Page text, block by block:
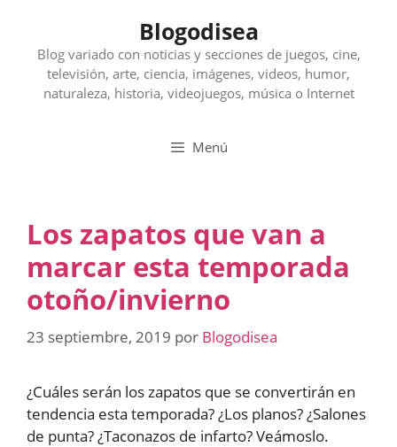
contenido
Blogodisea
Blog variado con noticias y secciones de juegos, cine,
televisión, arte, ciencia, imágenes, videos, humor,
naturaleza, historia, videojuegos, música o Internet
Menú
Los zapatos que van a
marcar esta temporada
otoño/invierno
23 septiembre, 2019 por Blogodisea
¿Cuáles serán los zapatos que se convertirán en
tendencia esta temporada? ¿Los planos? ¿Salones
de punta? ¿Taconazos de infarto? Veámoslo.